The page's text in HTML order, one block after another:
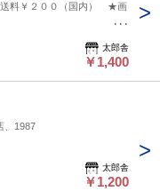
料￥２００（国内） ★画
109015-.jpg?dl=0
太郎舎
￥1,400
、1987
太郎舎
￥1,200